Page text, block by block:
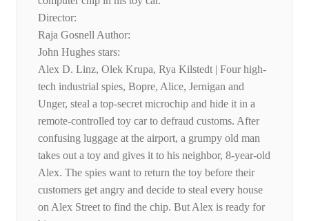
Director:
Raja Gosnell Author:
John Hughes stars:
Alex D. Linz, Olek Krupa, Rya Kilstedt | Four high-
tech industrial spies, Bopre, Alice, Jernigan and
Unger, steal a top-secret microchip and hide it in a
remote-controlled toy car to defraud customs. After
confusing luggage at the airport, a grumpy old man
takes out a toy and gives it to his neighbor, 8-year-old
Alex. The spies want to return the toy before their
customers get angry and decide to steal every house
on Alex Street to find the chip. But Alex is ready for